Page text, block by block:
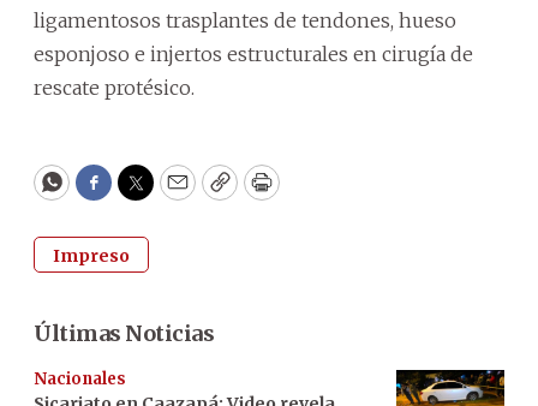
ligamentosos trasplantes de tendones, hueso
esponjoso e injertos estructurales en cirugía de
rescate protésico.
WhatsApp
Facebook
Twitter
EmailCopyPrint
Impreso
Últimas Noticias
Nacionales